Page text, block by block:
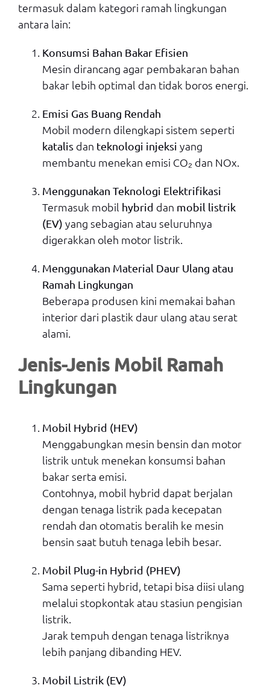
termasuk dalam kategori ramah lingkungan
antara lain:
Konsumsi Bahan Bakar Efisien
Mesin dirancang agar pembakaran bahan
bakar lebih optimal dan tidak boros energi.
Emisi Gas Buang Rendah
Mobil modern dilengkapi sistem seperti
katalis dan teknologi injeksi yang
membantu menekan emisi CO₂ dan NOx.
Menggunakan Teknologi Elektrifikasi
Termasuk mobil hybrid dan mobil listrik
(EV) yang sebagian atau seluruhnya
digerakkan oleh motor listrik.
Menggunakan Material Daur Ulang atau
Ramah Lingkungan
Beberapa produsen kini memakai bahan
interior dari plastik daur ulang atau serat
alami.
Jenis-Jenis Mobil Ramah
Lingkungan
Mobil Hybrid (HEV)
Menggabungkan mesin bensin dan motor
listrik untuk menekan konsumsi bahan
bakar serta emisi.
Contohnya, mobil hybrid dapat berjalan
dengan tenaga listrik pada kecepatan
rendah dan otomatis beralih ke mesin
bensin saat butuh tenaga lebih besar.
Mobil Plug-in Hybrid (PHEV)
Sama seperti hybrid, tetapi bisa diisi ulang
melalui stopkontak atau stasiun pengisian
listrik.
Jarak tempuh dengan tenaga listriknya
lebih panjang dibanding HEV.
Mobil Listrik (EV)